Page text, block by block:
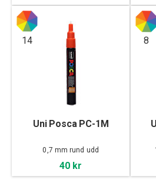
14
Uni Posca PC-1M
0,7 mm rund udd
40 kr
8